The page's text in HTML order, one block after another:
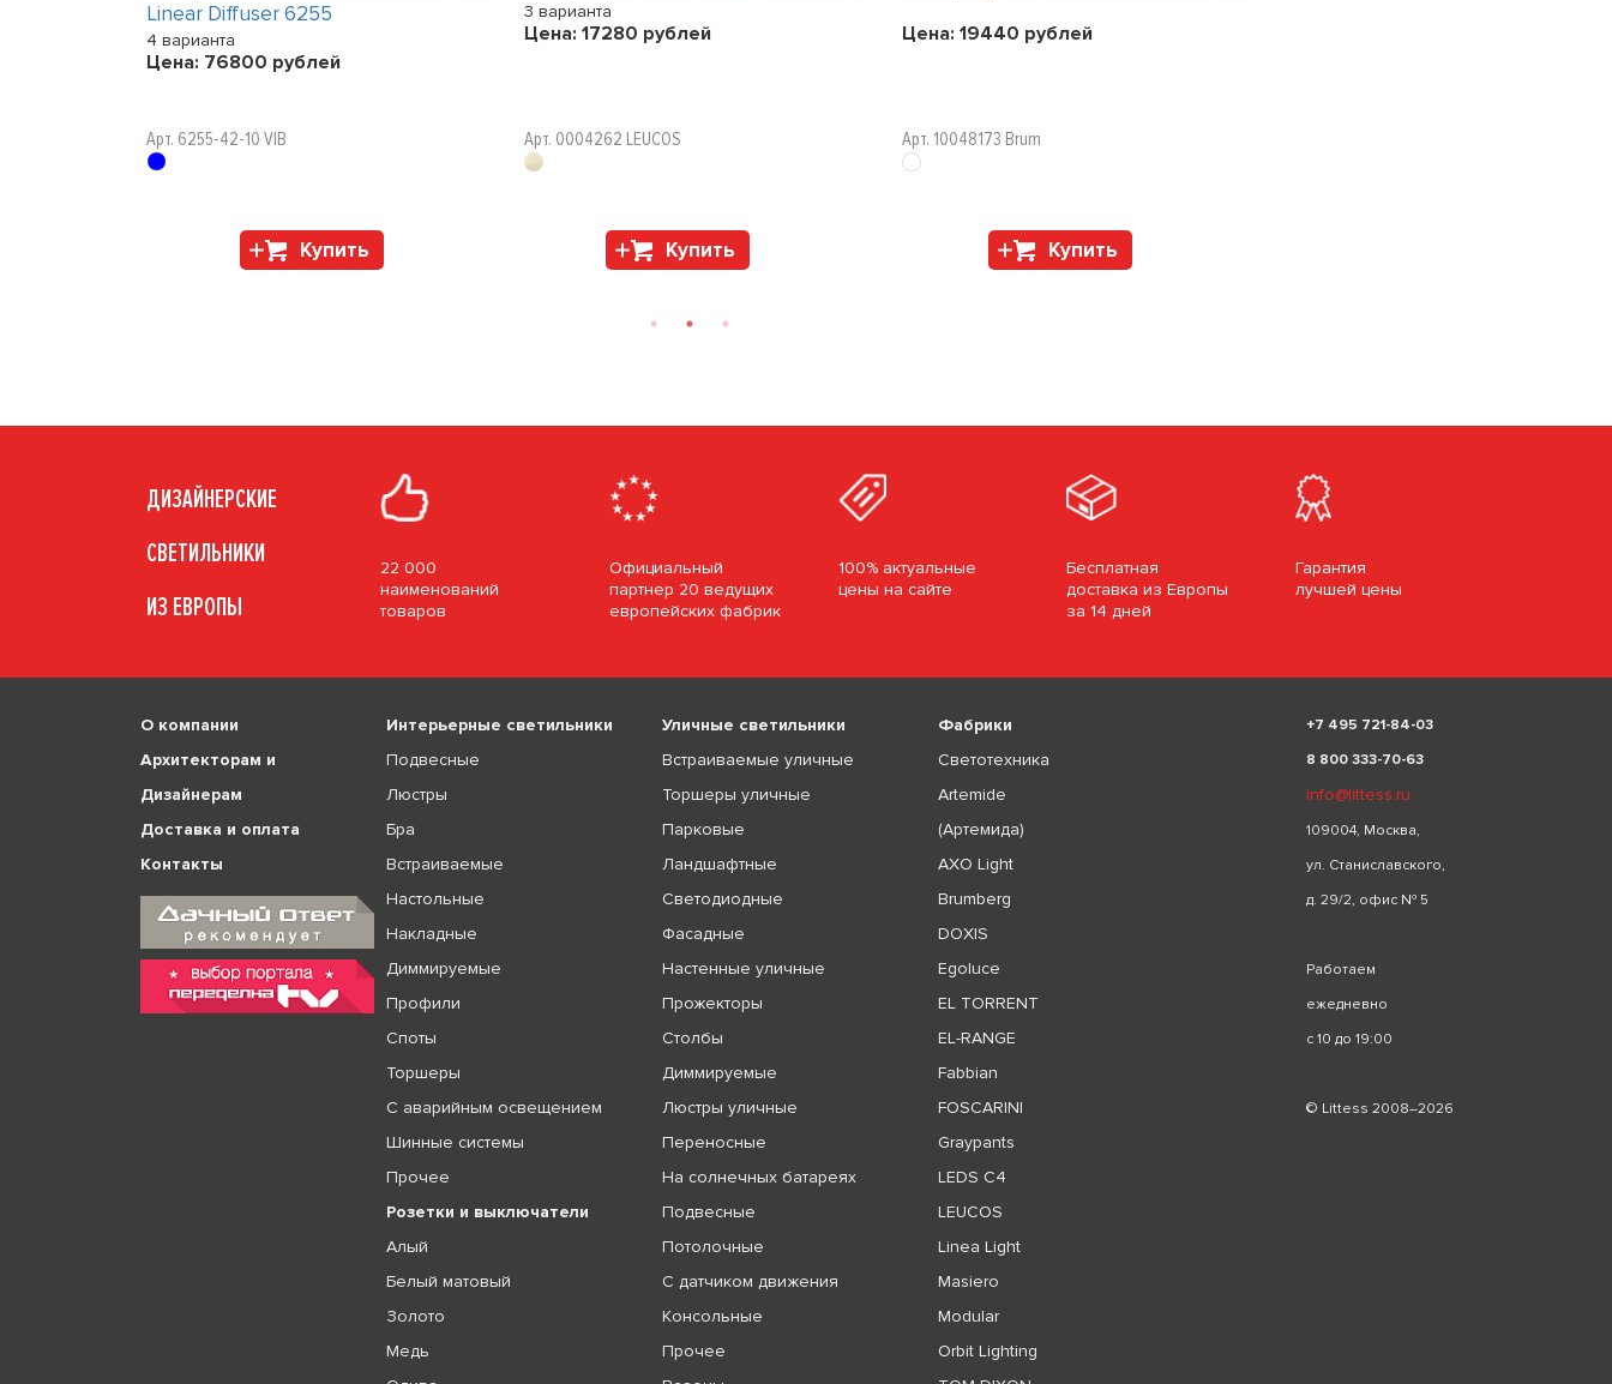
Linear Diffuser 6255
4 варианта
Цена: 76800 рублей
Арт. 6255-42-10 VIB
Купить
3 варианта
Цена: 17280 рублей
Арт. 0004262 LEUCOS
Купить
Цена: 19440 рублей
Арт. 10048173 Brum
Купить
ДИЗАЙНЕРСКИЕ
СВЕТИЛЬНИКИ
ИЗ ЕВРОПЫ
22 000
наименований
товаров
Официальный
партнер 20 ведущих
европейских фабрик
100% актуальные
цены на сайте
Бесплатная
доставка из Европы
за 14 дней
Гарантия
лучшей цены
О компании
Архитекторам и
Дизайнерам
Доставка и оплата
Контакты
Интерьерные светильники
Подвесные
Люстры
Бра
Встраиваемые
Настольные
Накладные
Диммируемые
Профили
Споты
Торшеры
С аварийным освещением
Шинные системы
Прочее
Розетки и выключатели
Алый
Белый матовый
Золото
Медь
Уличные светильники
Встраиваемые уличные
Торшеры уличные
Парковые
Ландшафтные
Светодиодные
Фасадные
Настенные уличные
Прожекторы
Столбы
Диммируемые
Люстры уличные
Переносные
На солнечных батареях
Подвесные
Потолочные
С датчиком движения
Консольные
Прочее
Фабрики
Светотехника
Artemide
(Артемида)
AXO Light
Brumberg
DOXIS
Egoluce
EL TORRENT
EL-RANGE
Fabbian
FOSCARINI
Graypants
LEDS C4
LEUCOS
Linea Light
Masiero
Modular
Orbit Lighting
+7 495 721-84-03
8 800 333-70-63
info@littess.ru
109004, Москва,
ул. Станиславского,
д. 29/2, офис № 5
Работаем
ежедневно
с 10 до 19:00
© Littess 2008–2026